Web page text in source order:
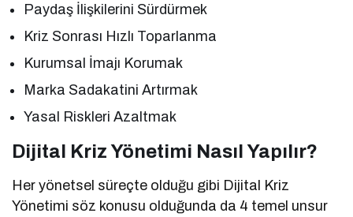
Paydaş İlişkilerini Sürdürmek
Kriz Sonrası Hızlı Toparlanma
Kurumsal İmajı Korumak
Marka Sadakatini Artırmak
Yasal Riskleri Azaltmak
Dijital Kriz Yönetimi Nasıl Yapılır?
Her yönetsel süreçte olduğu gibi Dijital Kriz
Yönetimi söz konusu olduğunda da 4 temel unsur